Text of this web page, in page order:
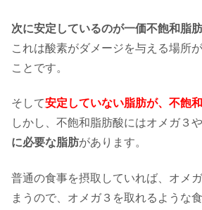
次に安定しているのが一価不飽和脂
これは酸素がダメージを与える場所
ことです。
そして安定していない脂肪が、不飽
しかし、不飽和脂肪酸にはオメガ３
に必要な脂肪があります。
普通の食事を摂取していれば、オメ
まうので、オメガ３を取れるような